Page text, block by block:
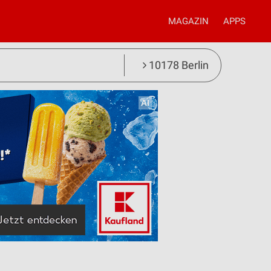
MAGAZIN APPS
10178 Berlin